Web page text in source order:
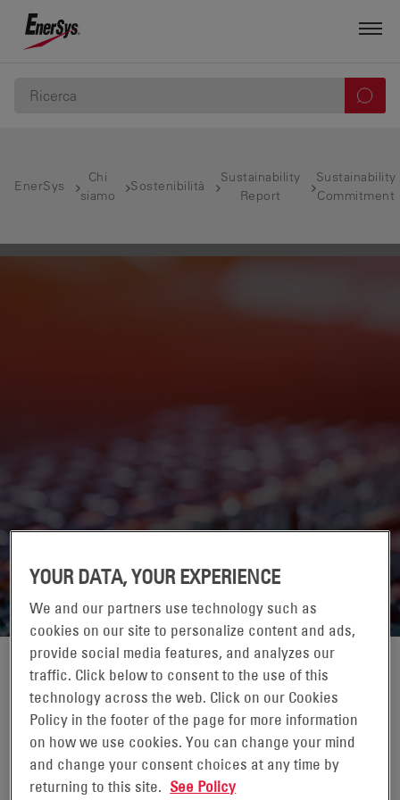
EnerSys
Chi
siamo
Sostenibilità
Sustainability
Report
Sustainability
Commitment
GLOBAL COMPACT DELLE NAZIONI
UNITE
Il Global Compact delle Nazioni Unite (UNGC) è un invito alle
aziende ad allineare le loro strategie e operazioni aziendali
con dieci principi universali sui diritti umani, il lavoro,
l'ambiente e altro ancora, e ad intraprendere azioni per far
progredire gli obiettivi sociali. Attualmente, più di 14.000
aziende in 160 paesi partecipano al Compact, tra cui EnerSys.
YOUR DATA, YOUR EXPERIENCE
We and our partners use technology such as
cookies on our site to personalize content and ads,
provide social media features, and analyzes our
traffic. Click below to consent to the use of this
technology across the web. Click on our Cookies
Policy in the footer of the page for more information
on how we use cookies. You can change your mind
and change your consent choices at any time by
returning to this site. See Policy